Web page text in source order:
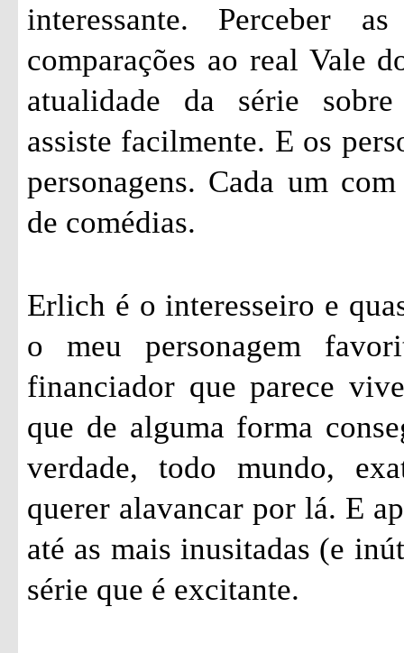
interessante. Perceber
comparações ao real Vale
atualidade da série
assiste facilmente. E os
personagens. Cada um
de comédias.
Erlich é o interesseiro e
o meu personagem
financiador que parece
que de alguma forma
verdade, todo mundo,
querer alavancar por lá. E
até as mais inusitadas (e
série que é excitante.